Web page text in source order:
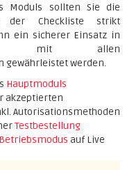
Moduls sollten Sie die
der Checkliste strikt
ein sicherer Einsatz in
mit allen
gewährleistet werden.
Hauptmoduls
akzeptierten
Autorisationsmethoden
Testbestellung
Betriebsmodus auf Live